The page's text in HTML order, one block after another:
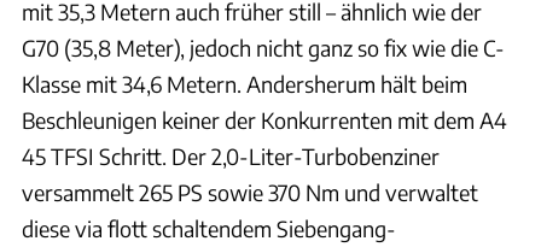
mit 35,3 Metern auch früher still – ähnlich wie der
G70 (35,8 Meter), jedoch nicht ganz so fix wie die C-
Klasse mit 34,6 Metern. Andersherum hält beim
Beschleunigen keiner der Konkurrenten mit dem A4
45 TFSI Schritt. Der 2,0-Liter-Turbobenziner
versammelt 265 PS sowie 370 Nm und verwaltet
diese via flott schaltendem Siebengang-